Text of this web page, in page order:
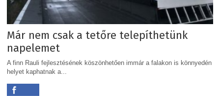
Már nem csak a tetőre telepíthetünk
napelemet
A finn Rauli fejlesztésének köszönhetően immár a falakon is könnyedén
helyet kaphatnak a...